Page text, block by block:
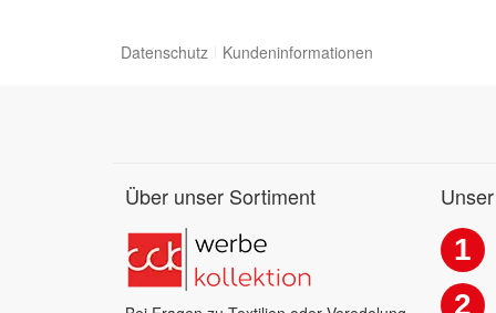
Datenschutz Kundeninformationen
Über unser Sortiment
1
2